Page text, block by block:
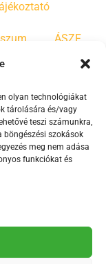
olyan technológiákat
tárolására és/vagy
teszi számunkra,
böngészési szokások
meg nem adása
funkciókat és
ÁSZF
a
program